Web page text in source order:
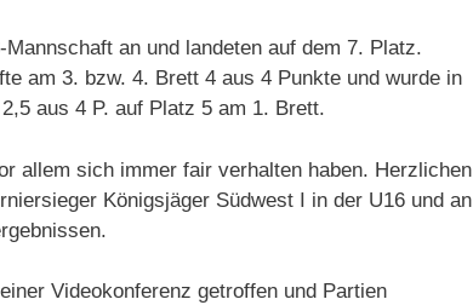
an und landeten auf dem 7. Platz.
am 3. bzw. 4. Brett 4 aus 4 Punkte und wurde in
aus 4 P. auf Platz 5 am 1. Brett.
allem sich immer fair verhalten haben. Herzlichen
Königsjäger Südwest I in der U16 und an
Videokonferenz getroffen und Partien